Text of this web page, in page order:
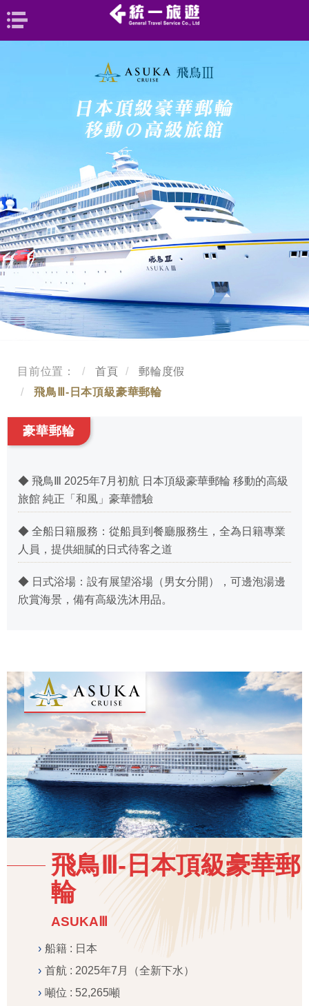
目前位置： 首頁
郵輪度假
飛鳥Ⅲ-日本頂級豪華郵輪
豪華郵輪
◆ 飛鳥Ⅲ 2025年7月初航 日本頂級豪華郵輪 移動的高級
旅館 純正「和風」豪華體驗
◆ 全船日籍服務：從船員到餐廳服務生，全為日籍專業
人員，提供細膩的日式待客之道
◆ 日式浴場：設有展望浴場（男女分開），可邊泡湯邊
欣賞海景，備有高級洗沐用品。
飛鳥Ⅲ-日本頂級豪華郵
輪
ASUKAⅢ
船籍 : 日本
首航 : 2025年7月（全新下水）
噸位 : 52,265噸